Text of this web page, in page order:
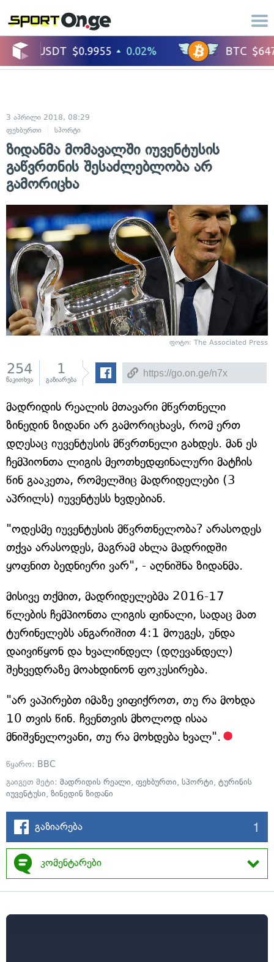
3 აპრილი 2018, 08:29
ფეხბურთი
სპორტი
ზიდანმა მომავალში იუვენტუსის
გაწვრთნის შესაძლებლობა არ
გამორიცხა
ფოტო: The Associated Press
254
წაკითხვა
1
გაზიარება
მადრიდის რეალის მთავარი მწვრთნელი
ზინედინ ზიდანი არ გამორიცხავს, რომ ერთ
დღესაც იუვენტუსის მწვრთნელი გახდეს. მან ეს
ჩემპიონთა ლიგის მეოთხედფინალური მატჩის
წინ გააკეთა, რომელშიც მადრიდელები (3
აპრილს) იუვენტუსს ხვდებიან.
"ოდესმე იუვენტუსის მწვრთნელობა? არასოდეს
თქვა არასოდეს, მაგრამ ახლა მადრიდში
ყოფნით ბედნიერი ვარ", - აღნიშნა ზიდანმა.
მისივე თქმით, მადრიდელებმა 2016-17
წლების ჩემპიონთა ლიგის ფინალი, სადაც მათ
ტურინელებს ანგარიშით 4:1 მოუგეს, უნდა
დაივიწყონ და ხვალინდელ (დღევანდელ)
შეხვედრაზე მოახდინონ ფოკუსირება.
"არ ვაპირებთ იმაზე ვიფიქროთ, თუ რა მოხდა
10 თვის წინ. ჩვენთვის მხოლოდ ისაა
მნიშვნელოვანი, თუ რა მოხდება ხვალ".
წყარო: BBC
გაიგეთ მეტი: მადრიდის რეალი, ფეხბურთი, სპორტი, ტურინის
იუვენტუსი, ზინედინ ზიდანი
გაზიარება 1
კომენტარები